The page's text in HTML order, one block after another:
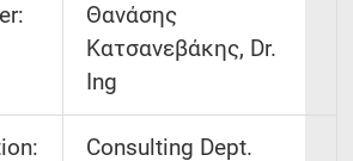
Θανάσης
Κατσανεβάκης, Dr.
Ing
Consulting Dept.